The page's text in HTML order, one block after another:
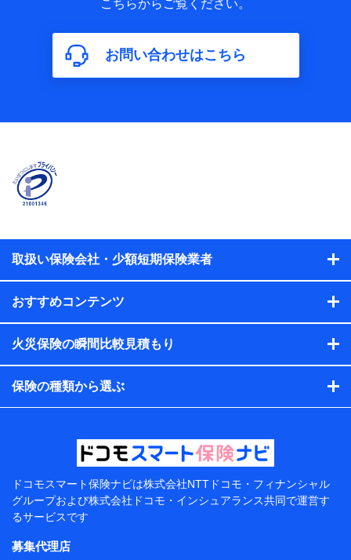
保険加入の目的、保険商品の内容、保険料、保険料のお支払
年数などの情報、ペットの種類や年齢などの情報などが含ま
れます。
【共同して利用する者の範囲】
株式会社NTTドコモ
当社又は株式会社NTTドコモが提供する保険関連サービスに
おけるユーザ登録受付および管理のため
当社又は株式会社NTTドコモと取引のあるもしくは委託を受
れらに付帯、関連する当社、株式会社NTTドコモおよび提携
会社のサービスを案内、提供するため
析して、お客さまの趣味・嗜好・傾向に応じたサービス・商
各種セミナーの開催のため
コンサルティングサービスの実施のため
アンケートやキャンペーン等の実施のため
上記に係る案内・手続き・管理等付帯業務を行うため
当該個人データを取り扱う各共同利用者（詳細は次のと
東京都千代田区永田町2丁目11番1号 山王パークタワー
株式会社NTTドコモ 代表取締役社長 前田 義晃
東京都中央区日本橋人形町2-14-10 アーバンネット日
こちらからご覧ください。
お問い合わせはこちら
取扱い保険会社・少額短期保険業者
おすすめコンテンツ
火災保険の瞬間比較見積もり
保険の種類から選ぶ
ドコモスマート保険ナビは株式会社NTTドコモ・フィナンシャル
グループおよび株式会社ドコモ・インシュアランス共同で運営す
るサービスです
募集代理店